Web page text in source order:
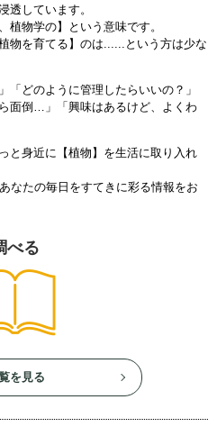
透しています。
植物学の】という意味です。
物を育てる】のは......という方は少な
「どのように管理したらいいの？」
面倒…」「興味はあるけど、よくわ
と身近に【植物】を生活に取り入れ
なたの毎日をすてきに彩る情報をお
べる
を見る